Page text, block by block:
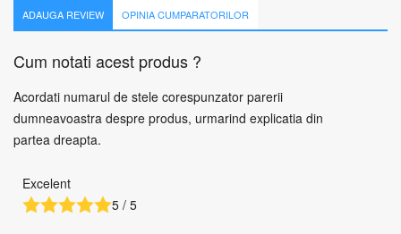
ADAUGA REVIEW OPINIA CUMPARATORILOR
Cum notati acest produs ?
Acordati numarul de stele corespunzator parerii
dumneavoastra despre produs, urmarind explicatia din
partea dreapta.
Excelent
5 / 5